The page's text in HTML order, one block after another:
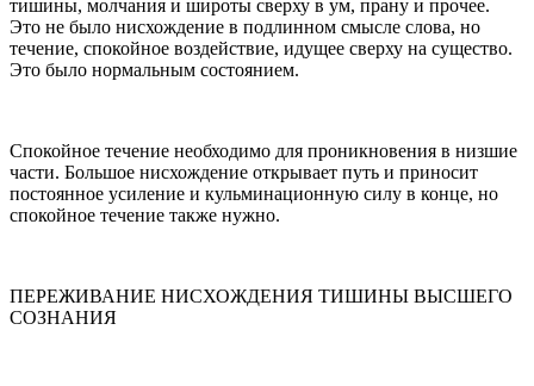
тишины, молчания и широты сверху в ум, прану и прочее.
Это не было нисхождение в подлин­ном смысле слова, но
течение, спокойное воздейст­вие, идущее сверху на существо.
Это было нормаль­ным состоянием.
Спокойное течение необходимо для проникновения в низшие
части. Большое нисхождение открывает путь и приносит
постоянное усиление и кульминационную силу в конце, но
спокойное течение также нужно.
ПЕРЕЖИВАНИЕ НИСХОЖДЕНИЯ ТИШИНЫ ВЫСШЕГО
СОЗНАНИЯ